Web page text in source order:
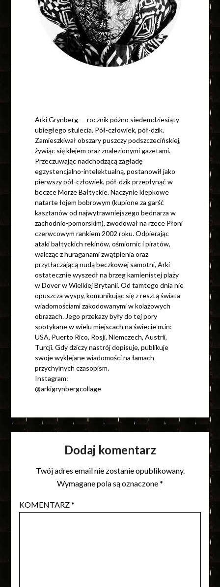
Arki Grynberg — rocznik późno siedemdziesiąty
ubiegłego stulecia. Pół-człowiek, pół-dzik.
Zamieszkiwał obszary puszczy podszczecińskiej,
żywiąc się klejem oraz znalezionymi gazetami.
Przeczuwając nadchodzącą zagładę
egzystencjalno-intelektualną, postanowił jako
pierwszy pół-człowiek, pół-dzik przepłynąć w
beczce Morze Bałtyckie. Naczynie klepkowe
natarte łojem bobrowym (kupione za garść
kasztanów od najwytrawniejszego bednarza w
zachodnio-pomorskim), zwodował na rzece Płoni
czerwcowym rankiem 2002 roku. Odpierając
ataki bałtyckich rekinów, ośmiornic i piratów,
walcząc z huraganami zwątpienia oraz
przytłaczającą nudą beczkowej samotni, Arki
ostatecznie wyszedł na brzeg kamienistej plaży
w Dover w Wielkiej Brytanii. Od tamtego dnia nie
opuszcza wyspy, komunikując się z resztą świata
wiadomościami zakodowanymi w kolażowych
obrazach. Jego przekazy były do tej pory
spotykane w wielu miejscach na świecie m.in:
USA, Puerto Rico, Rosji, Niemczech, Austrii,
Turcji. Gdy dziczy nastrój dopisuje, publikuje
swoje wyklejane wiadomości na łamach
przychylnych czasopism.
Instagram:
@arkigrynbergcollage
Dodaj komentarz
Twój adres email nie zostanie opublikowany.
Wymagane pola są oznaczone*
KOMENTARZ*